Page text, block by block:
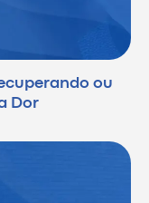
ou
Dor